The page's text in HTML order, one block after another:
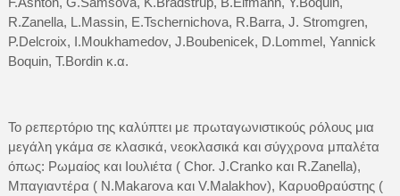
R.Zanella, L.Massin, E.Tschernichova, R.Barra, J. Stromgren,
P.Delcroix, I.Moukhamedov, J.Boubenicek, D.Lommel, Yannick
Boquin, T.Bordin κ.α.
Το ρεπερτόριο της καλύπτει με πρωταγωνιστικούς ρόλους μια
μεγάλη γκάμα σε κλασικά, νεοκλασικά και σύγχρονα μπαλέτα
όπως: Ρωμαίος και Ιουλιέτα ( Chor. J.Cranko και R.Zanella),
Μπαγιαντέρα ( N.Makarova και V.Malakhov), Καρυοθραύστης (